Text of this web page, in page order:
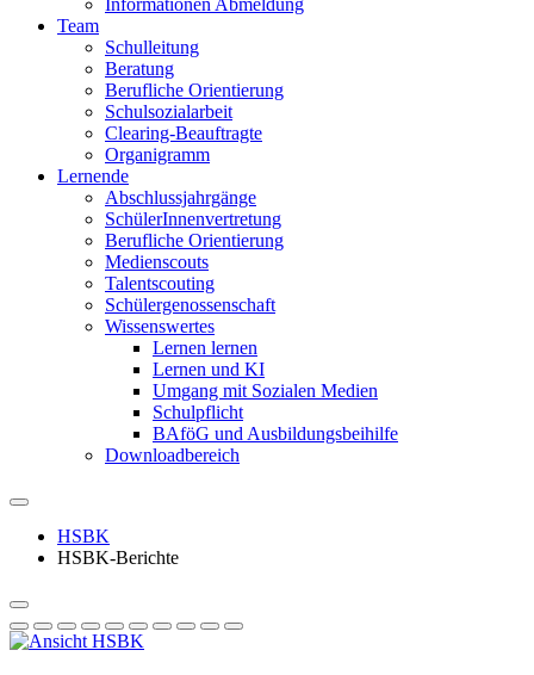
Informationen Abmeldung
Team
Schulleitung
Beratung
Berufliche Orientierung
Schulsozialarbeit
Clearing-Beauftragte
Organigramm
Lernende
Abschlussjahrgänge
SchülerInnenvertretung
Berufliche Orientierung
Medienscouts
Talentscouting
Schüler­genossen­schaft
Wissenswertes
Lernen lernen
Lernen und KI
Umgang mit Sozialen Medien
Schulpflicht
BAföG und Ausbildungsbeihilfe
Downloadbereich
HSBK
HSBK-Berichte